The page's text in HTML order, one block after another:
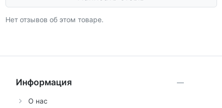
Нет отзывов об этом товаре.
Информация
О нас